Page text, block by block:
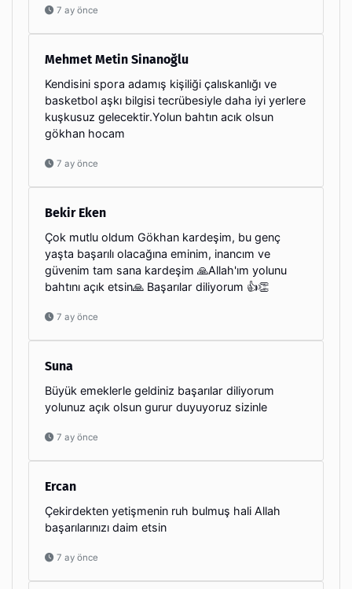
7 ay önce
Mehmet Metin Sinanoğlu
Kendisini spora adamış kişiliği çalıskanlığı ve
basketbol aşkı bilgisi tecrübesiyle daha iyi yerlere
kuşkusuz gelecektir.Yolun bahtın acık olsun
gökhan hocam
7 ay önce
Bekir Eken
Çok mutlu oldum Gökhan kardeşim, bu genç
yaşta başarılı olacağına eminim, inancım ve
güvenim tam sana kardeşim 🙏Allah'ım yolunu
bahtını açık etsin🙏 Başarılar diliyorum 👍👏
7 ay önce
Suna
Büyük emeklerle geldiniz başarılar diliyorum
yolunuz açık olsun gurur duyuyoruz sizinle
7 ay önce
Ercan
Çekirdekten yetişmenin ruh bulmuş hali Allah
başarılarınızı daim etsin
7 ay önce